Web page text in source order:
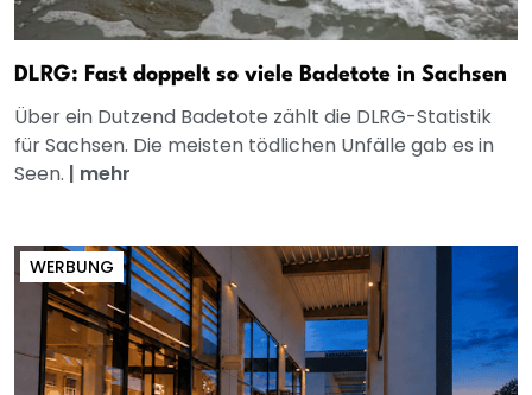
DLRG: Fast doppelt so viele Badetote in Sachsen
Über ein Dutzend Badetote zählt die DLRG-Statistik
für Sachsen. Die meisten tödlichen Unfälle gab es in
Seen. | mehr
WERBUNG